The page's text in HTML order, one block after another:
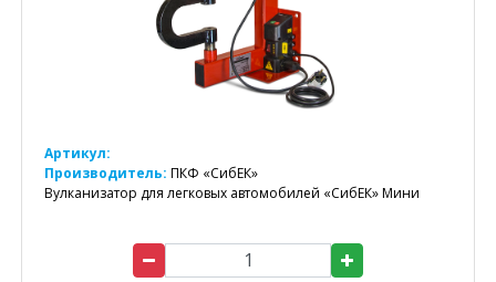
Артикул:
Производитель: ПКФ «СибЕК»
Вулканизатор для легковых автомобилей «СибЕК» Мини